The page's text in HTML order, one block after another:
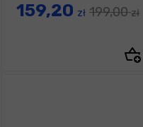
159,20 zł 199,00zł